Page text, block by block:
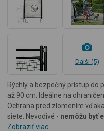
Další (5)
Rýchly a bezpečný prístup do
až 90 cm. Ideálne na
Ochrana pred zlomením
siete. Nevodivé - nemôžu byť
Zobraziť viac